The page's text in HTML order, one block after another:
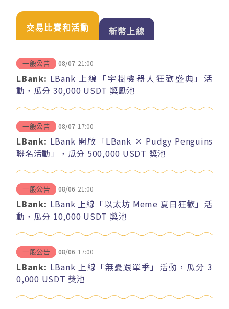
交易比賽和活動 新幣上線
一般公告 08/07 21:00
LBank: LBank 上線「宇樹機器人狂歡盛典」活
動，瓜分 30,000 USDT 獎勵池
一般公告 08/07 17:00
LBank: LBank 開啟「LBank × Pudgy Penguins
聯名活動」，瓜分 500,000 USDT 獎池
一般公告 08/06 21:00
LBank: LBank 上線「以太坊 Meme 夏日狂歡」活
動，瓜分 10,000 USDT 獎池
一般公告 08/06 17:00
LBank: LBank 上線「無憂跟單季」活動，瓜分 3
0,000 USDT 獎池